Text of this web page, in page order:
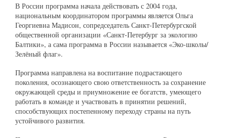
В России программа начала действовать с 2004 года,
национальным координатором программы является Ольга
Георгиевна Мадисон, сопредседатель Санкт-Петербургской
общественной организации «Санкт-Петербург за экологию
Балтики», а сама программа в России называется «Эко-школы/
Зелёный флаг».
Программа направлена на воспитание подрастающего
поколения, осознающего свою ответственность за сохранение
окружающей среды и приумножение ее богатств, умеющего
работать в команде и участвовать в принятии решений,
способствующих постепенному переходу страны на путь
устойчивого развития.